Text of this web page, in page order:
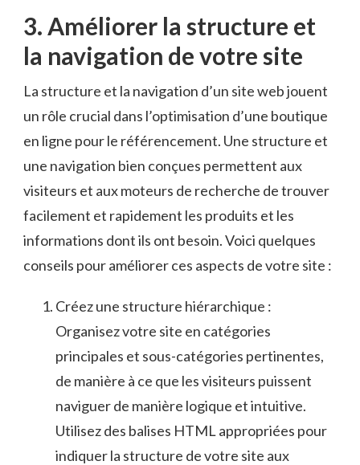
3. Améliorer la⁣ structure et
la‌ navigation ‍de votre‍ site
La structure et la⁤ navigation d’un⁣ site‌ web jouent
un‍ rôle crucial dans l’optimisation d’une boutique
en ligne pour le⁣ référencement. Une ‌structure et
une navigation bien conçues permettent aux
visiteurs‍ et ​aux moteurs ​de recherche de ‌trouver⁢
facilement et rapidement ‍les produits et les
‌informations dont ils ont besoin. Voici quelques
conseils‍ pour améliorer⁤ ces aspects de votre site :
Créez⁣ une structure hiérarchique ⁢:
Organisez votre site en catégories
‌principales et sous-catégories‌ pertinentes,
de manière à ce ‍que les visiteurs⁤ puissent
naviguer de ‌manière logique et intuitive.
Utilisez des ⁢balises⁤ HTML appropriées pour
indiquer la structure de votre site aux⁣